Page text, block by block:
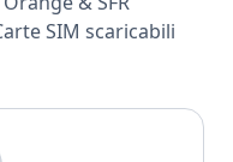
SIM scaricabili